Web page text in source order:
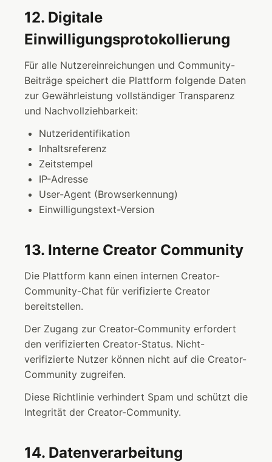
12. Digitale
Einwilligungsprotokollierung
Für alle Nutzereinreichungen und Community-
Beiträge speichert die Plattform folgende Daten
zur Gewährleistung vollständiger Transparenz
und Nachvollziehbarkeit:
Nutzeridentifikation
Inhaltsreferenz
Zeitstempel
IP-Adresse
User-Agent (Browserkennung)
Einwilligungstext-Version
13. Interne Creator Community
Die Plattform kann einen internen Creator-
Community-Chat für verifizierte Creator
bereitstellen.
Der Zugang zur Creator-Community erfordert
den verifizierten Creator-Status. Nicht-
verifizierte Nutzer können nicht auf die Creator-
Community zugreifen.
Diese Richtlinie verhindert Spam und schützt die
Integrität der Creator-Community.
14. Datenverarbeitung